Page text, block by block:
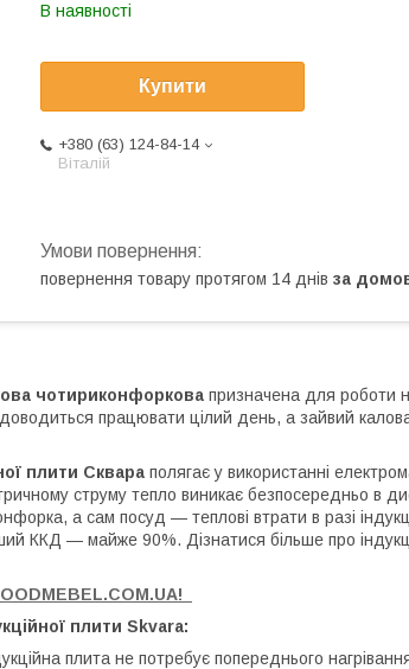
В наявності
Купити
+380 (63) 124-84-14
Віталій
повернення товару протягом 14 днів за
чотириконфоркова призначена для роботи
працювати цілий день, а зайвий
плити Сквара полягає у використанні
струму тепло виникає безпосередньо в
а сам посуд — теплові втрати в разі
ККД — майже 90%. Дізнатися більше про
плити Skvara:
плита не потребує попереднього